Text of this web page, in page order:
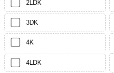
2LDK
3DK
4K
4LDK